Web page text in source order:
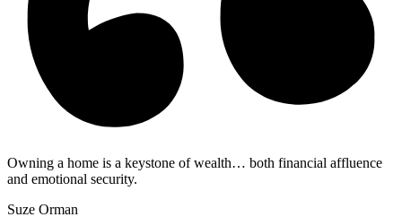
Owning a home is a keystone of wealth… both financial affluence
and emotional security.
Suze Orman